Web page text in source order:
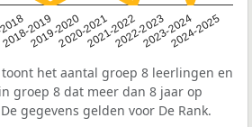
2018-20192019-20202020-20212021-20222022-20232023-20242024-2025
het aantal groep 8 leerlingen en
groep 8 dat meer dan 8 jaar op
gegevens gelden voor De Rank.